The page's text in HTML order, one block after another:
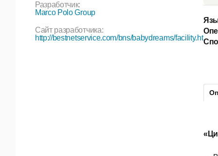
Разработчик:
Marco Polo Group
Сайт разработчика:
http://bestnetservice.com/bns/babydreams/facility.htm